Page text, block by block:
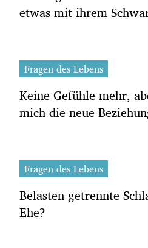
etwas mit ihrem
Fragen des Lebens
Keine Gefühle mehr,
mich die neue
Fragen des Lebens
Belasten getrennte
Ehe?